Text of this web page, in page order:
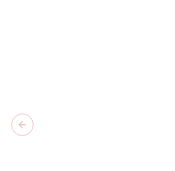
Previous slide